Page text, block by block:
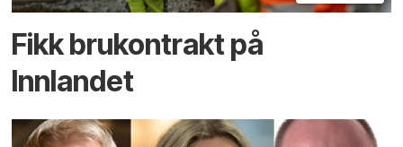
Fikk brukontrakt på
Innlandet